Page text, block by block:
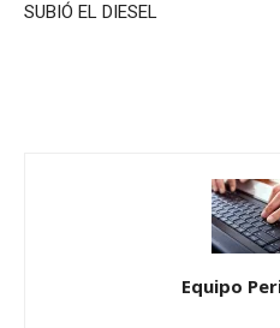
SUBIÓ EL DIESEL
Equipo